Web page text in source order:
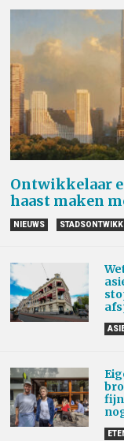
Ontwikkelaar
haast maken
NIEUWS